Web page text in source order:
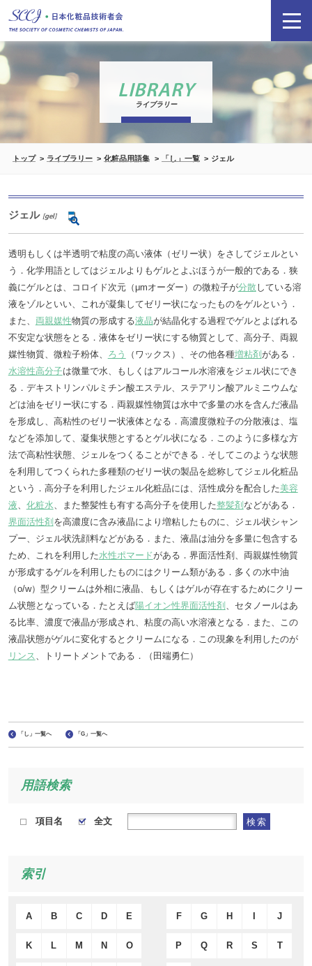
LIBRARY
ライブラリー
トップ ライブラリー 化粧品用語集 「し」一覧 ジェル
ジェル [gel]
透明もしくは半透明で粘度の高い液体（ゼリー状）をさしてジェルとい
う．化学用語としてはジェルよりもゲルとよぶほうが一般的である．狭
義にゲルとは、コロイド次元（μmオーダー）の微粒子が分散している溶
液をゾルといい、これが凝集してゼリー状になったものをゲルという．
また、 両親媒性物質の形成する液晶が結晶化する過程でゲルとよばれる
不安定な状態をとる．液体をゼリー状にする物質として、高分子、両親
媒性物質、微粒子粉体、 ろう （ワックス）、その他各種増粘剤 がある．
水溶性高分子は微量で水、もしくはアルコール水溶液をジェル状にでき
る．デキストリンパルミチン酸エステル、ステアリン酸アルミニウムな
どは油をゼリー状にする．両親媒性物質は水中で多量の水を含んだ液晶
を形成し、高粘性のゼリー状液体となる．高濃度微粒子の分散液は、塩
などを添加して、凝集状態とするとゲル状になる．このように多様な方
法で高粘性状態、ジェルをつくることができる．そしてこのような状態
を利用してつくられた多種類のゼリー状の製品を総称してジェル化粧品
という．高分子を利用したジェル化粧品には、活性成分を配合した美容
液、 化粧水、また整髪性も有する高分子を使用した整髪剤 などがある．
界面活性剤 を高濃度に含み液晶により増粘したものに、ジェル状シャン
プー、ジェル状洗顔料などがある．また、液晶は油分を多量に包含する
ため、これを利用した水性ポマードがある．界面活性剤、両親媒性物質
が形成するゲルを利用したものにはクリーム類がある．多くの水中油
（o/w）型クリームは外相に液晶、もしくはゲルが存在するためにクリー
ム状態となっている．たとえば陽イオン性界面活性剤 、セタノールはあ
る比率、濃度で液晶が形成され、粘度の高い水溶液となる．また、この
液晶状態がゲルに変化するとクリームになる．この現象を利用したのが
リンス 、トリートメントである．（田端勇仁）
「し」一覧へ 「G」一覧へ
用語検索
項目名 全文 検索
索引
A B C D E F G H J
K L M N O P Q R S T